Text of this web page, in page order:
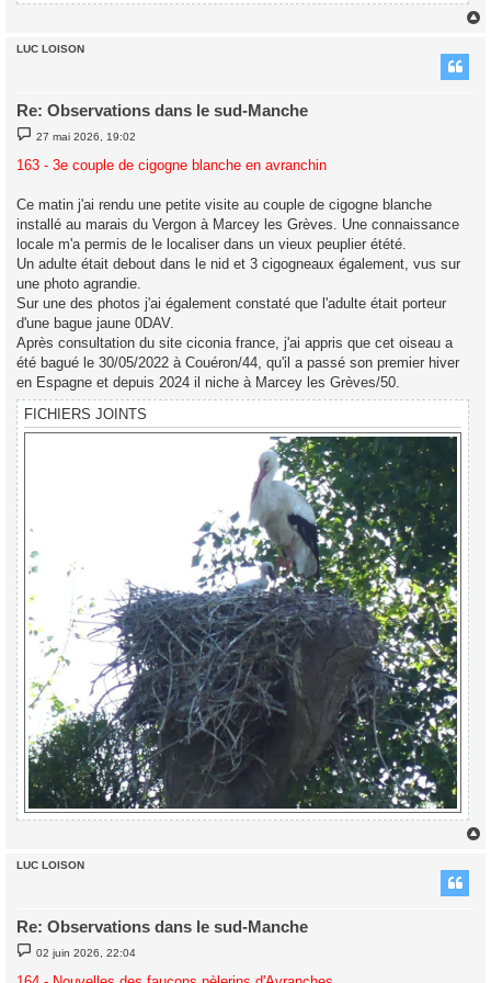
LUC LOISON
Re: Observations dans le sud-Manche
M
e
s
s
e
27 mai 2026, 19:02
163 - 3e couple de cigogne blanche en avranchin
Ce matin j'ai rendu une petite visite au couple de cigogne blanche
installé au marais du Vergon à Marcey les Grèves. Une connaissance
locale m'a permis de le localiser dans un vieux peuplier étété.
Un adulte était debout dans le nid et 3 cigogneaux également, vus sur
une photo agrandie.
Sur une des photos j'ai également constaté que l'adulte était porteur
d'une bague jaune 0DAV.
Après consultation du site ciconia france, j'ai appris que cet oiseau a
été bagué le 30/05/2022 à Couéron/44, qu'il a passé son premier hiver
en Espagne et depuis 2024 il niche à Marcey les Grèves/50.
FICHIERS JOINTS
LUC LOISON
Re: Observations dans le sud-Manche
M
e
s
02 juin 2026, 22:04